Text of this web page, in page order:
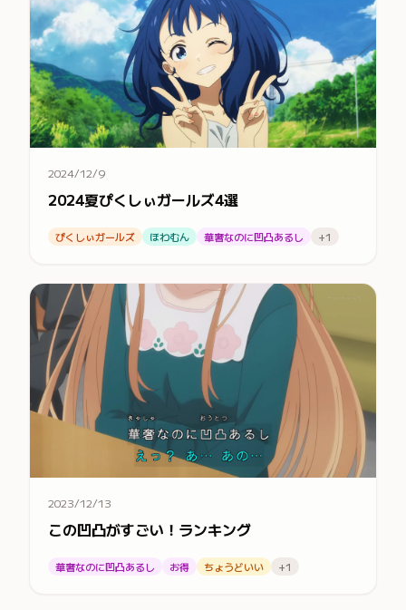
2024/12/9
2024夏ぴくしぃガールズ4選
ぴくしぃガールズ ほわむん 華奢なのに凹凸あるし +1
2023/12/13
この凹凸がすごい！ランキング
華奢なのに凹凸あるし お得 ちょうどいい +1